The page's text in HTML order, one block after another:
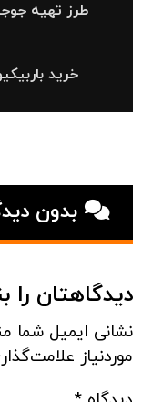
طرز تهیه
خرید
بدون
دیدگاهتان را
نشانی ایمیل شما
موردنیاز